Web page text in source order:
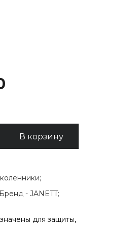
В корзину
- JANETT;
для защиты,